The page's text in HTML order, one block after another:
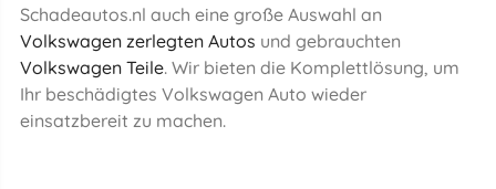
Schadeautos.nl auch eine große Auswahl an
Volkswagen zerlegten Autos und gebrauchten
Volkswagen Teile. Wir bieten die Komplettlösung, um
Ihr beschädigtes Volkswagen Auto wieder
einsatzbereit zu machen.